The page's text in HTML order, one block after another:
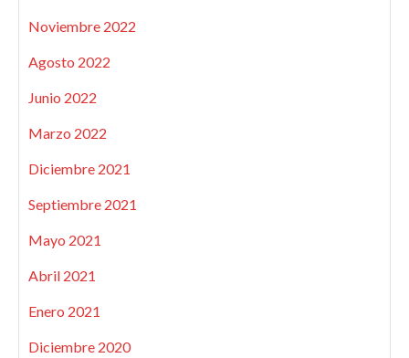
Noviembre 2022
Agosto 2022
Junio 2022
Marzo 2022
Diciembre 2021
Septiembre 2021
Mayo 2021
Abril 2021
Enero 2021
Diciembre 2020